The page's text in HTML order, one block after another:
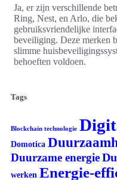
Ja, er zijn verschillende
Ring, Nest, en Arlo, die
gebruiksvriendelijke
beveiliging. Deze merken
slimme
behoeften voldoen.
Tags
Blockchain technologie
Domotica
Duurzame energie
werken Energie-